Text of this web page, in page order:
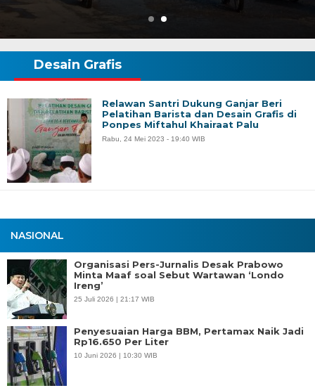
NASIONAL
Organisasi Pers-Jurnalis Desak Prabowo
Minta Maaf soal Sebut Wartawan ‘Londo
Ireng’
25 Juli 2026 | 21:17 WIB
Penyesuaian Harga BBM, Pertamax Naik Jadi
Rp16.650 Per Liter
10 Juni 2026 | 10:30 WIB
Desain Grafis
Relawan Santri Dukung Ganjar Beri
Pelatihan Barista dan Desain Grafis di
Ponpes Miftahul Khairaat Palu
Rabu, 24 Mei 2023 - 19:40 WIB